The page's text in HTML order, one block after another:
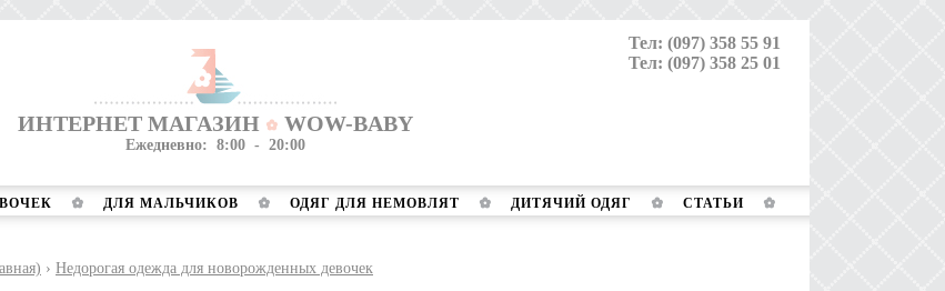
Тел: (097) 358 55 91
Тел: (097) 358 25 01
ИНТЕРНЕТ МАГАЗИН WOW-BABY
Ежедневно: 8:00 - 20:00
ДЛЯ МАЛЬЧИКОВ ОДЯГ ДЛЯ НЕМОВЛЯТ ДИТЯЧИЙ ОДЯГ СТАТЬИ
› Недорогая одежда для новорожденных девочек